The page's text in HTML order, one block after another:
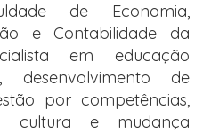
de Economia,
e Contabilidade da
em educação
desenvolvimento de
por competências,
cultura e mudança